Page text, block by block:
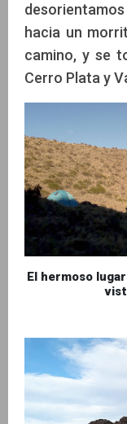
hacia un
camino, y se
Cerro Plata y
El hermoso